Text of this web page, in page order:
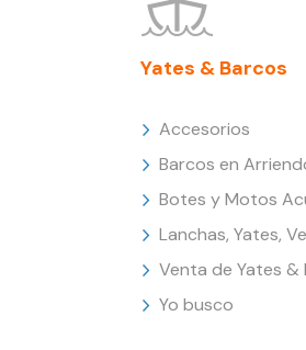
Yates & Barcos
Accesorios
Barcos en
Botes y Motos
Lanchas, Yates,
Venta de Yates &
Yo busco